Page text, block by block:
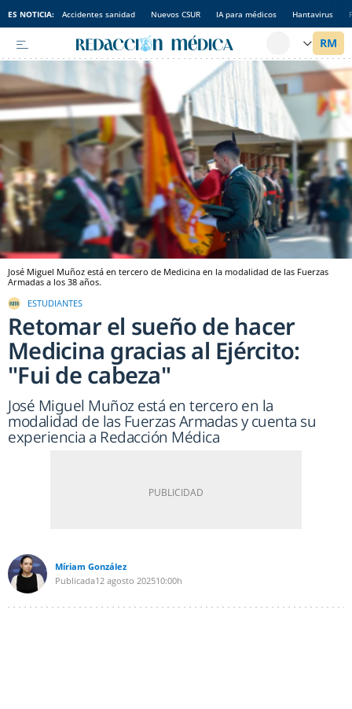
ES NOTICIA: Accidentes sanidad Nuevos CSUR IA para médicos Hantavirus
José Miguel Muñoz está en tercero de Medicina en la modalidad de las Fuerzas
Armadas a los 38 años.
ESTUDIANTES
Retomar el sueño de hacer
Medicina gracias al Ejército:
"Fui de cabeza"
José Miguel Muñoz está en tercero en la
modalidad de las Fuerzas Armadas y cuenta su
experiencia a Redacción Médica
Míriam González
Publicada12 agosto 202510:00h